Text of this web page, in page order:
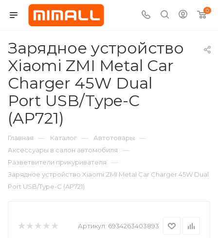
0
Зарядное устройство
Xiaomi ZMI Metal Car
Charger 45W Dual
Port USB/Type-C
(AP721)
Главная — Каталог — Автотовары —
Аксессуары в салон автомобиля —
Разветвители прикуривателя —
Зарядное устройство Xiaomi ZMI Metal Car Charger 45W Dual
Port USB/Type-C (AP721)
Артикул: 6934263403893